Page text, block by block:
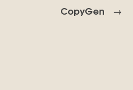
CopyGen →